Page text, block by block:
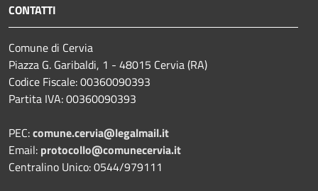
CONTATTI
Comune di Cervia
Piazza G. Garibaldi, 1 - 48015 Cervia (RA)
Codice Fiscale: 00360090393
Partita IVA: 00360090393
PEC:comune.cervia@legalmail.it
Email: protocollo@comunecervia.it
Centralino Unico: 0544/979111